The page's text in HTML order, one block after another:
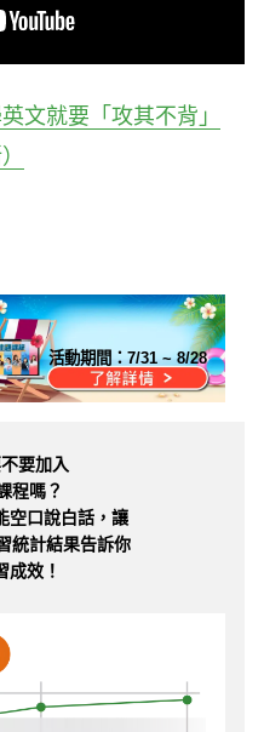
文就要「攻其不背」
活動期間：7/31 ~ 8/28
要加入
程嗎？
空口說白話，讓
統計結果告訴你
成效！